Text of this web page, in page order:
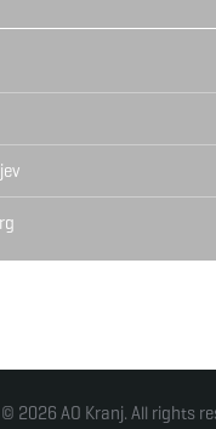
© 2026 AO Kranj. All rights